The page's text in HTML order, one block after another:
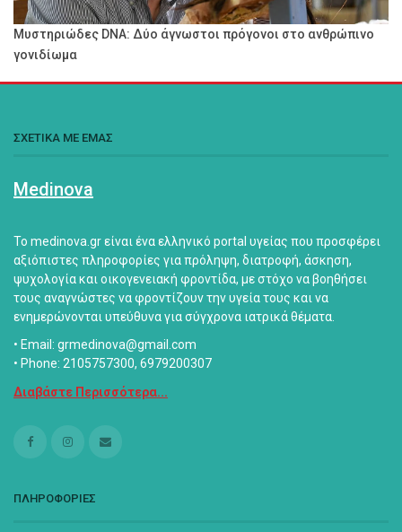
Μυστηριώδες DNA: Δύο άγνωστοι πρόγονοι στο ανθρώπινο
γονιδίωμα
ΣΧΕΤΙΚΑ ΜΕ ΕΜΑΣ
Medinova
Το medinova.gr είναι ένα ελληνικό portal υγείας που προσφέρει
αξιόπιστες πληροφορίες για πρόληψη, διατροφή, άσκηση,
ψυχολογία και οικογενειακή φροντίδα, με στόχο να βοηθήσει
τους αναγνώστες να φροντίζουν την υγεία τους και να
ενημερώνονται υπεύθυνα για σύγχρονα ιατρικά θέματα.
• Email: grmedinova@gmail.com
• Phone: 2105757300, 6979200307
Διαβάστε Περισσότερα...
ΠΛΗΡΟΦΟΡΙΕΣ